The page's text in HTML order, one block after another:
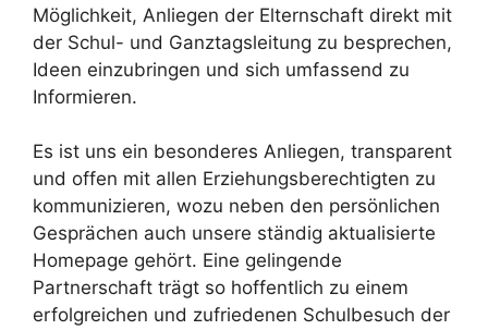
Möglichkeit, Anliegen der Elternschaft direkt mit
der Schul- und Ganztagsleitung zu besprechen,
Ideen einzubringen und sich umfassend zu
Informieren.
Es ist uns ein besonderes Anliegen, transparent
und offen mit allen Erziehungsberechtigten zu
kommunizieren, wozu neben den persönlichen
Gesprächen auch unsere ständig aktualisierte
Homepage gehört. Eine gelingende
Partnerschaft trägt so hoffentlich zu einem
erfolgreichen und zufriedenen Schulbesuch der